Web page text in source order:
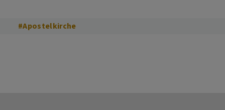
#Apostelkirche